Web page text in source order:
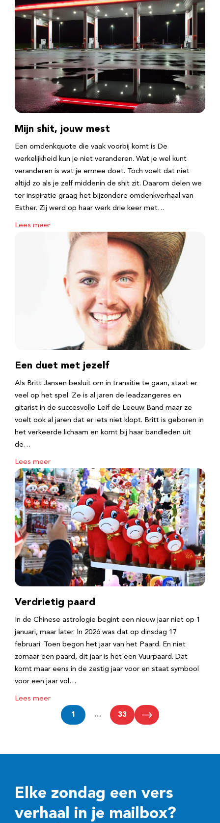
Mijn shit, jouw mest
Een omdenkquote die vaak voorbij komt is De
werkelijkheid kun je niet veranderen. Wat je wel kunt
veranderen is wat je ermee doet. Toch voelt dat niet
altijd zo als je zelf middenin de shit zit. Daarom delen we
ter inspiratie graag het bijzondere omdenkverhaal van
Esther. Zij werd op haar werk drie keer met…
Lees meer
Een duet met jezelf
Als Britt Jansen besluit om in transitie te gaan, staat er
veel op het spel. Ze is al jaren de leadzangeres en
gitarist in de succesvolle Leif de Leeuw Band maar ze
voelt ook al jaren dat er iets niet klopt. Britt is geboren in
het verkeerde lichaam en komt bij haar bandleden uit
de…
Lees meer
Verdrietig paard
In de Chinese astrologie begint een nieuw jaar niet op 1
januari, maar later. In 2026 was dat op dinsdag 17
februari. Toen begon het jaar van het Paard. En niet
zomaar een paard, dit jaar is het een Vuurpaard. Dat
komt maar eens in de zestig jaar voor en staat symbool
voor een jaar vol…
Lees meer
1 … 33
Elke zondag een vers
verhaal in je mailbox?